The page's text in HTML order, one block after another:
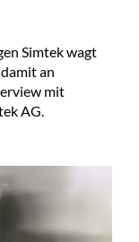
Simtek wagt
an
mit
AG.